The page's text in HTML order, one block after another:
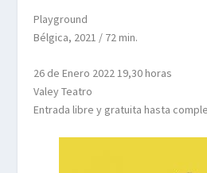
Playground
Bélgica, 2021 / 72 min.
26 de Enero 202219,30 horas
Valey Teatro
Entrada libre y gratuita hasta